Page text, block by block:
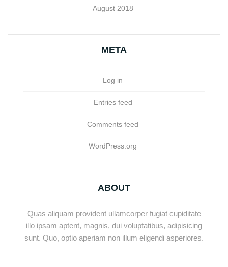
August 2018
META
Log in
Entries feed
Comments feed
WordPress.org
ABOUT
Quas aliquam provident ullamcorper fugiat cupiditate
illo ipsam aptent, magnis, dui voluptatibus, adipisicing
sunt. Quo, optio aperiam non illum eligendi asperiores.